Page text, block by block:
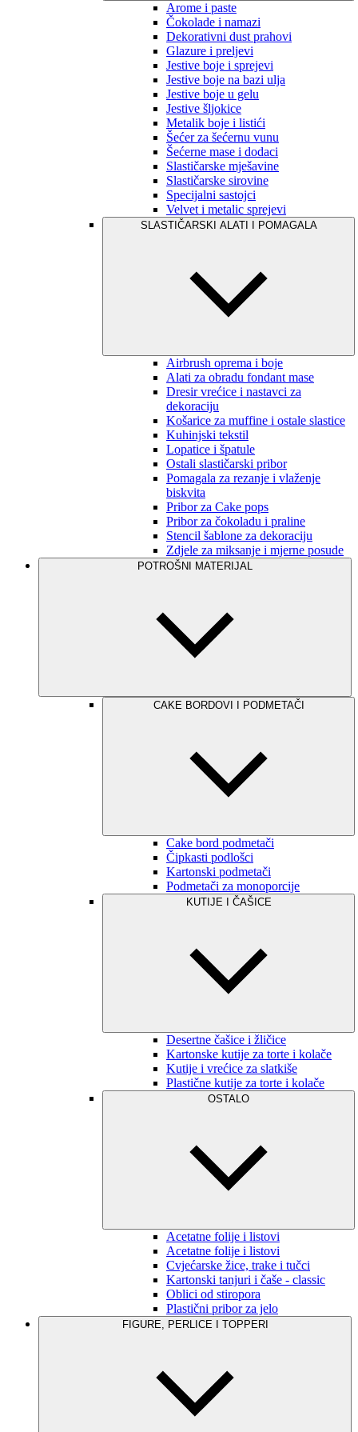
Arome i paste
Čokolade i namazi
Dekorativni dust prahovi
Glazure i preljevi
Jestive boje i sprejevi
Jestive boje na bazi ulja
Jestive boje u gelu
Jestive šljokice
Metalik boje i listići
Šećer za šećernu vunu
Šećerne mase i dodaci
Slastičarske mješavine
Slastičarske sirovine
Specijalni sastojci
Velvet i metalic sprejevi
SLASTIČARSKI ALATI I POMAGALA
Airbrush oprema i boje
Alati za obradu fondant mase
Dresir vrećice i nastavci za
dekoraciju
Košarice za muffine i ostale slastice
Kuhinjski tekstil
Lopatice i špatule
Ostali slastičarski pribor
Pomagala za rezanje i vlaženje
biskvita
Pribor za Cake pops
Pribor za čokoladu i praline
Stencil šablone za dekoraciju
Zdjele za miksanje i mjerne posude
POTROŠNI MATERIJAL
CAKE BORDOVI I PODMETAČI
Cake bord podmetači
Čipkasti podlošci
Kartonski podmetači
Podmetači za monoporcije
KUTIJE I ČAŠICE
Desertne čašice i žličice
Kartonske kutije za torte i kolače
Kutije i vrećice za slatkiše
Plastične kutije za torte i kolače
OSTALO
Acetatne folije i listovi
Acetatne folije i listovi
Cvjećarske žice, trake i tučci
Kartonski tanjuri i čaše - classic
Oblici od stiropora
Plastični pribor za jelo
FIGURE, PERLICE I TOPPERI